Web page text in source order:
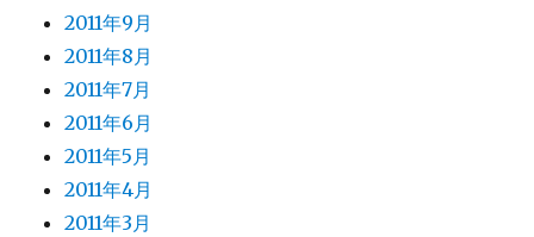
2011年9月
2011年8月
2011年7月
2011年6月
2011年5月
2011年4月
2011年3月